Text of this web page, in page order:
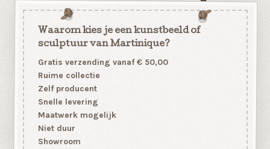
Waarom kies je een kunstbeeld of
sculptuur van Martinique?
Gratis verzending vanaf € 50,00
Ruime collectie
Zelf producent
Snelle levering
Maatwerk mogelijk
Niet duur
Showroom